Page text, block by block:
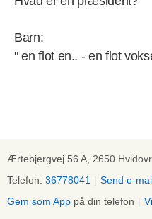
Barn:
" en flot en.. - en flot
Ærtebjergvej 56 A, 2650
Telefon: 36778041 | Send e-
Gem som App på din telefon |